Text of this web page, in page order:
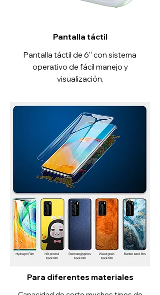
Pantalla táctil
Pantalla táctil de 6'' con sistema
operativo de fácil manejo y
visualización.
Para diferentes materiales